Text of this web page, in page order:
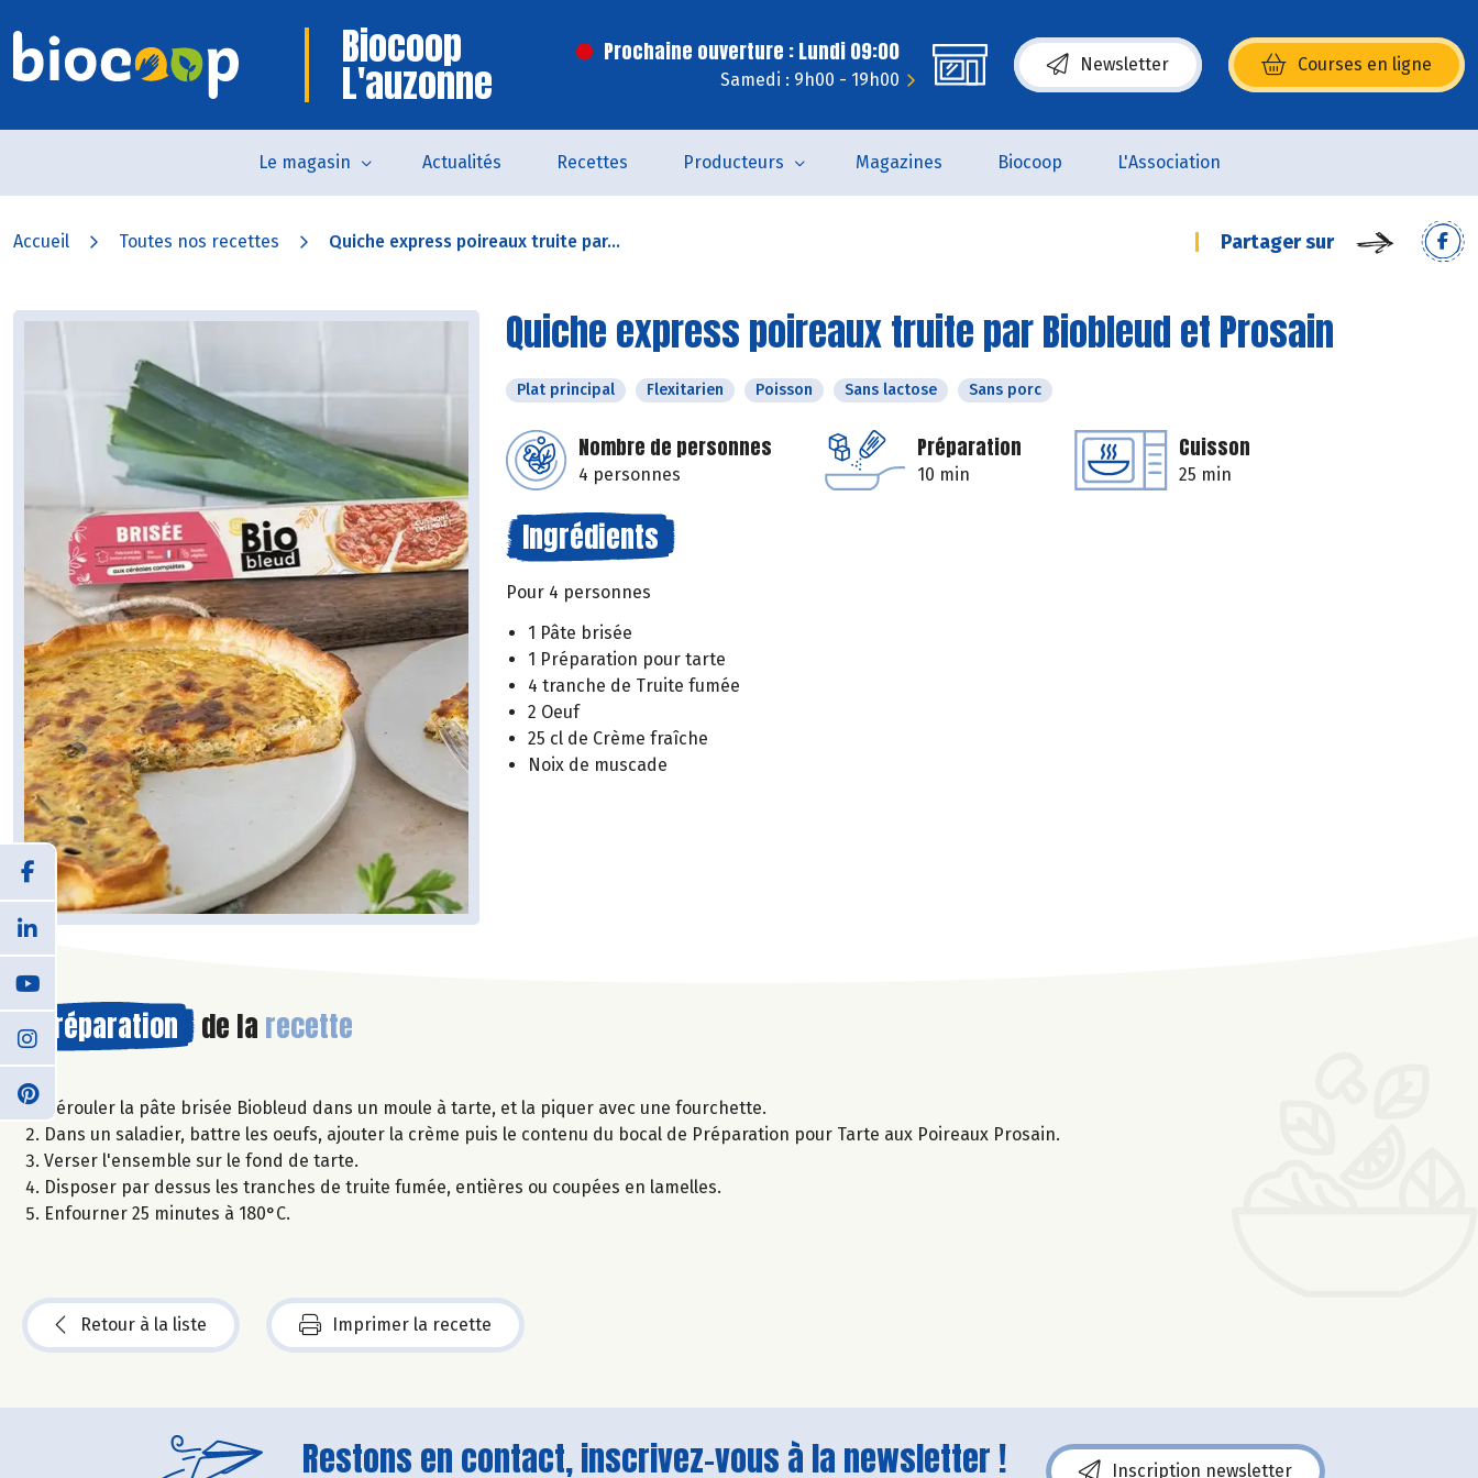
Biocoop
L'auzonne
Prochaine ouverture : Lundi 09:00
Samedi : 9h00 - 19h00
Newsletter Courses en ligne
(s’ouvre dans une nouvelle fenêtre)
Le magasin Actualités Recettes Producteurs Magazines Biocoop L'Association
Accueil Toutes nos recettes Quiche express poireaux truite par... Partager sur
Quiche express poireaux truite par Biobleud et Prosain
Plat principal Flexitarien Poisson Sans lactose Sans porc
Nombre de personnes
4 personnes
Préparation
10 min
Cuisson
25 min
Ingrédients
Pour 4 personnes
1 Pâte brisée
1 Préparation pour tarte
4 tranche de Truite fumée
2 Oeuf
25 cl de Crème fraîche
Noix de muscade
Préparation de la recette
Dérouler la pâte brisée Biobleud dans un moule à tarte, et la piquer avec une fourchette.
Dans un saladier, battre les oeufs, ajouter la crème puis le contenu du bocal de Préparation pour Tarte aux Poireaux Prosain.
Verser l'ensemble sur le fond de tarte.
Disposer par dessus les tranches de truite fumée, entières ou coupées en lamelles.
Enfourner 25 minutes à 180°C.
Retour à la liste Imprimer la recette
Restons en contact, inscrivez-vous à la newsletter ! Inscription newsletter